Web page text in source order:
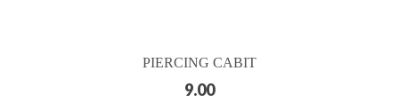
PIERCING CABIT
9.00